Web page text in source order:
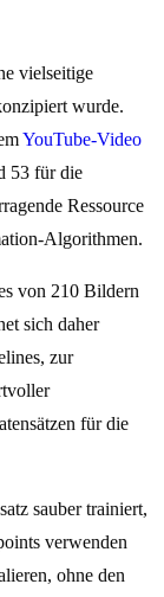
vielseitige
wurde.
YouTube-Video
53 für die
Ressource
Algorithmen.
von 210 Bildern
sich daher
zur
für die
sauber trainiert,
verwenden
ohne den